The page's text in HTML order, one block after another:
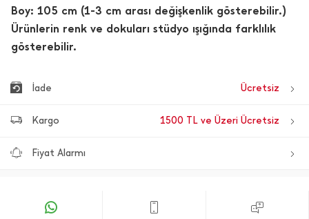
Boy: 105 cm (1-3 cm arası değişkenlik gösterebilir.)
Ürünlerin renk ve dokuları stüdyo ışığında farklılık
gösterebilir.
İade Ücretsiz
Kargo 1500 TL ve Üzeri Ücretsiz
Fiyat Alarmı